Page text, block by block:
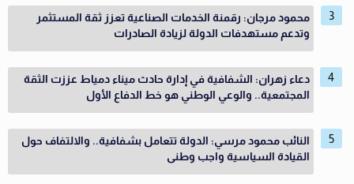
محمود مرجان: رقمنة الخدمات الصناعية تعزز ثقة المستثمر
وتدعم مستهدفات الدولة لزيادة الصادرات
دعاء زهران: الشفافية في إدارة حادث ميناء دمياط عززت الثقة
المجتمعية.. والوعي الوطني هو خط الدفاع الأول
النائب محمود مرسي: الدولة تتعامل بشفافية.. والالتفاف حول
القيادة السياسية واجب وطنى